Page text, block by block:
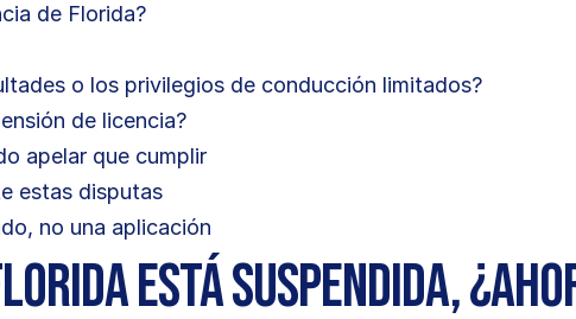
de Florida?
o los privilegios de conducción limitados?
de licencia?
apelar que cumplir
estas disputas
no una aplicación
está suspendida,